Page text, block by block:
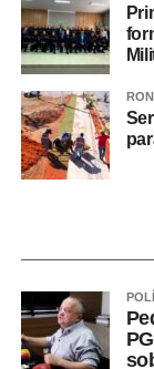
exigidas.
A orientação
formas de
maneira clara
valores dos
presentes. O
Consumidor
trocas por
preferência